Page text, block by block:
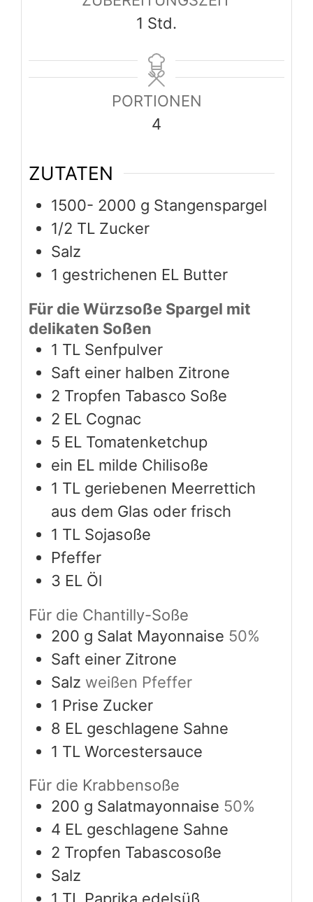
1 Stunde
Std.
PORTIONEN
4
ZUTATEN
1500- 2000 g Stangenspargel
1/2 TL Zucker
Salz
1 gestrichenen EL Butter
Für die Würzsoße Spargel mit
delikaten Soßen
1 TL Senfpulver
Saft einer halben Zitrone
2 Tropfen Tabasco Soße
2 EL Cognac
5 EL Tomatenketchup
ein EL milde Chilisoße
1 TL geriebenen Meerrettich
aus dem Glas oder frisch
1 TL Sojasoße
Pfeffer
3 EL Öl
Für die Chantilly-Soße
200 g Salat Mayonnaise 50%
Saft einer Zitrone
Salz weißen Pfeffer
1 Prise Zucker
8 EL geschlagene Sahne
1 TL Worcestersauce
Für die Krabbensoße
200 g Salatmayonnaise 50%
4 EL geschlagene Sahne
2 Tropfen Tabascosoße
Salz